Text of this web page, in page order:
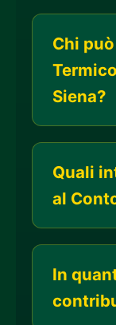
Chi
Siena?
Quali
al
In